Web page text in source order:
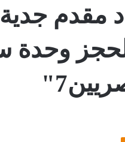
مقدم
لحجز وحدة